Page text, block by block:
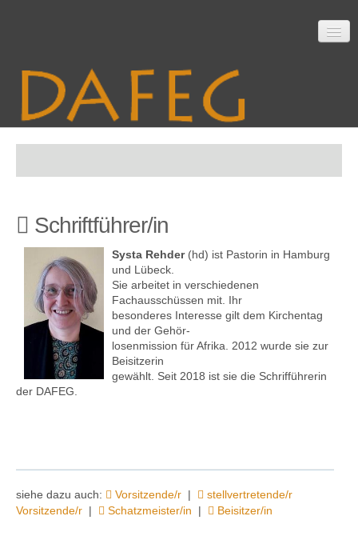
Mitarbeit
Material
Themen
Schriftführer/in
Systa Rehder(hd) ist Pastorin in Hamburg
und Lübeck.
Sie arbeitet in verschiedenen
Fachausschüssen mit. Ihr
besonderes Interesse gilt dem Kirchentag
und der Gehör-
losenmission für Afrika. 2012 wurde sie zur
Beisitzerin
gewählt. Seit 2018 ist sie die Schrifführerin
der DAFEG.
siehe dazu auch: Vorsitzende/r |
stellvertretende/r
Vorsitzende/r | Schatzmeister/in | Beisitzer/in